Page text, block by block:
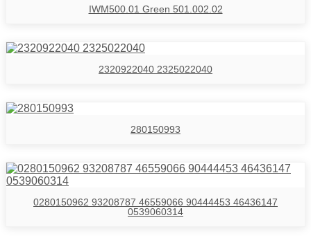
IWM500.01 Green 501.002.02
2320922040 2325022040
280150993
0280150962 93208787 46559066 90444453 46436147
0539060314